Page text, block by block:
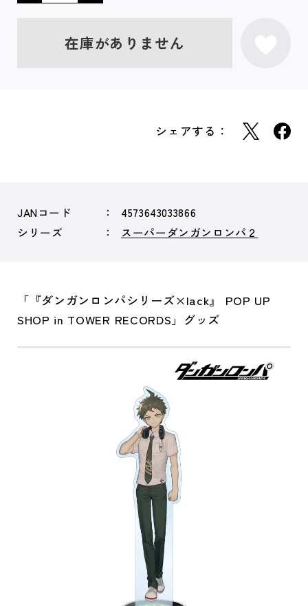
在庫がありません
シェアする：
JANコード
4573643033866
シリーズ
スーパーダンガンロンパ２
「『ダンガンロンパシリーズ×lack』 POP UP
SHOP in TOWER RECORDS」グッズ